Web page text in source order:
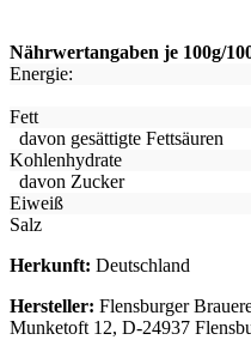
Nährwertangaben je 100g/
Energie:
Fett
davon gesättigte Fettsäuren
Kohlenhydrate
davon Zucker
Eiweiß
Salz
Herkunft: Deutschland
Hersteller: Flensburger
Munketoft 12, D-24937